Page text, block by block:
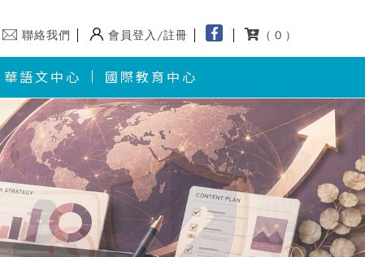
聯絡我們 會員登入/註冊 ( 0 )
華語文中心 國際教育中心